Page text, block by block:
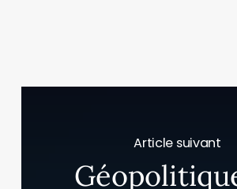
Article suivant